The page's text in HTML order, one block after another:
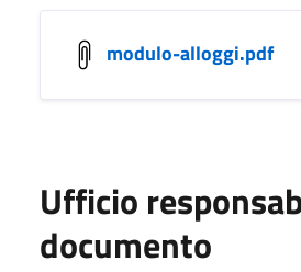
modulo-alloggi.pdf
Ufficio
documento